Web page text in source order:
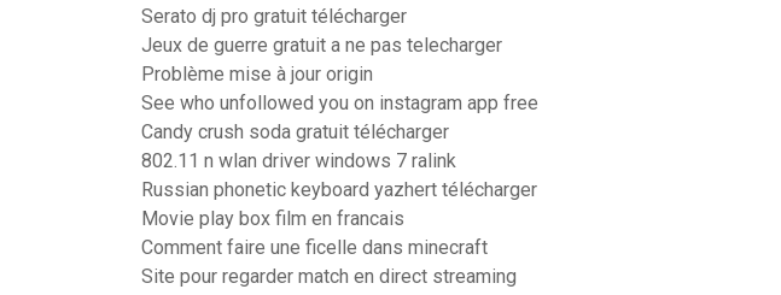
Serato dj pro gratuit télécharger
Jeux de guerre gratuit a ne pas telecharger
Problème mise à jour origin
See who unfollowed you on instagram app free
Candy crush soda gratuit télécharger
802.11 n wlan driver windows 7 ralink
Russian phonetic keyboard yazhert télécharger
Movie play box film en francais
Comment faire une ficelle dans minecraft
Site pour regarder match en direct streaming